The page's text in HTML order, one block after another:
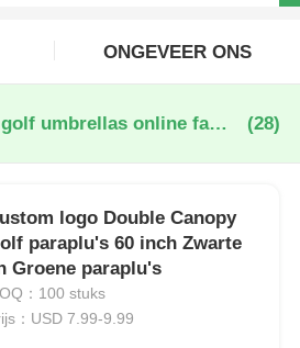
ONGEVEER ONS
double canopy golf umbrellas online fabricage (28)
logo Double Canopy
paraplu's 60 inch Zwarte
Groene paraplu's
：100 stuks
：USD 7.99-9.99